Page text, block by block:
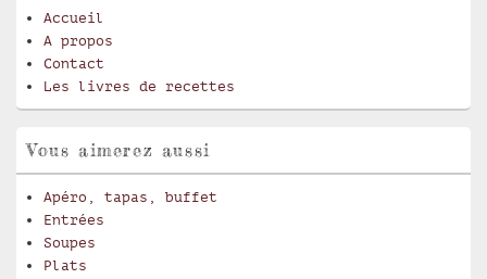
Accueil
A propos
Contact
Les livres de recettes
Vous aimerez aussi
Apéro, tapas, buffet
Entrées
Soupes
Plats